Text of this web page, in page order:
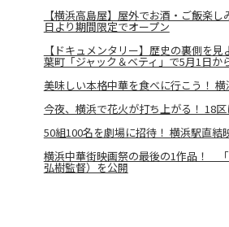
【横浜高島屋】屋外でお酒・ご飯楽
日より期間限定でオープン
【ドキュメンタリー】歴史の裏側を
葉町「ジャック＆ベティ」で5月1日か
美味しい本格中華を食べに行こう！
今夜、横浜で花火が打ち上がる！ 18
50組100名を劇場に招待！ 横浜駅直
横浜中華街映画祭の最後の1作品！
弘樹監督）を公開